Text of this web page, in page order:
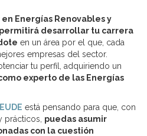
en Energías Renovables y
desarrollar tu carrera
en un área por el que, cada
empresas del sector.
tu perfil, adquiriendo un
experto de las Energías
está pensando para que, con
prácticos, puedas asumir
con la cuestión